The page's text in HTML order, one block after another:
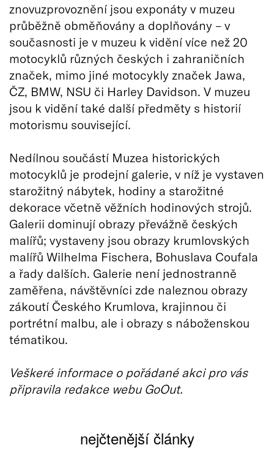
znovuzprovoznění jsou exponáty v muzeu
průběžně obměňovány a doplňovány – v
současnosti je v muzeu k vidění více než 20
motocyklů různých českých i zahraničních
značek, mimo jiné motocykly značek Jawa,
ČZ, BMW, NSU či Harley Davidson. V muzeu
jsou k vidění také další předměty s historií
motorismu související.
Nedílnou součástí Muzea historických
motocyklů je prodejní galerie, v níž je vystaven
starožitný nábytek, hodiny a starožitné
dekorace včetně věžních hodinových strojů.
Galerii dominují obrazy převážně českých
malířů; vystaveny jsou obrazy krumlovských
malířů Wilhelma Fischera, Bohuslava Coufala
a řady dalších. Galerie není jednostranně
zaměřena, návštěvníci zde naleznou obrazy
zákoutí Českého Krumlova, krajinnou či
portrétní malbu, ale i obrazy s náboženskou
tématikou.
Veškeré informace o pořádané akci pro vás
připravila redakce webu GoOut.
nejčtenější články